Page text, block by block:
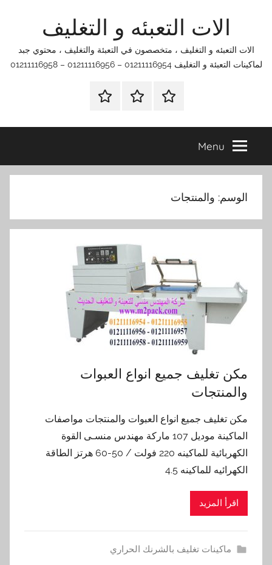
الات التعبئه و التغليف
الات التعبئه و التغليف ، متخصصون في التعبئة والتغليف ، محتوي جبد
لماكينات التعبئة و التغليف 01211116954 – 01211116956 – 01211116958
الرئيسيةاتصل
اتـصـل
في
التي
Menu
الوسم: والمنتجات
مكن تغليف جميع انواع العبوات
والمنتجات
مكن تغليف جميع انواع العبوات والمنتجات مواصفات
الماكينة موديل 107 ماركة مهندس منسـى القوة
الكهربائية للماكينه 220 فولت / 50-60 هرتز الطاقة
الكهرائيه للماكينه 4.5
اقرأ المزيد
ماكينات تغليف بالشرنك الحراري